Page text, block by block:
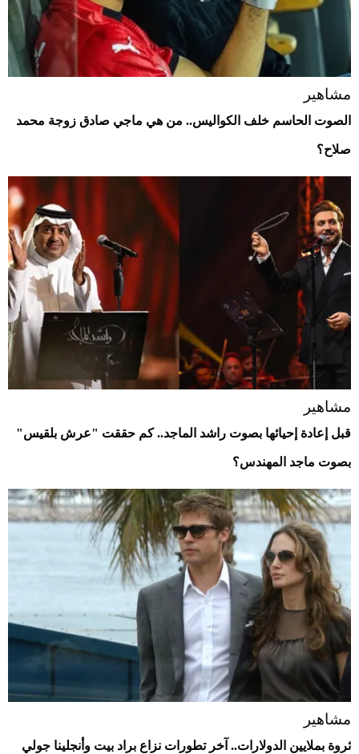
مشاهير
الصوت الحاسم خلف الكواليس.. من هي ماجي صادق زوجة محمد
صلاح؟
مشاهير
قبل إعادة إحيائها بصوت راشد الماجد.. كم حققت "عرش بلقيس"
بصوت ماجد المهندس؟
مشاهير
ثروة بملايين الدولارات.. آخر تطورات نزاع براد بيت وأنجلينا جولي